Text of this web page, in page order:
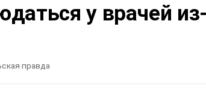
у врачей
правда